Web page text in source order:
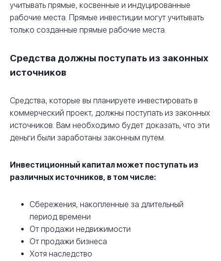
учитывать прямые, косвенные и индуцированные
рабочие места. Прямые инвестиции могут учитывать
только созданные прямые рабочие места.
Средства должны поступать из законных
источников
Средства, которые вы планируете инвестировать в
коммерческий проект, должны поступать из законных
источников. Вам необходимо будет доказать, что эти
деньги были заработаны законным путем.
Инвестиционный капитал может поступать из
различных источников, в том числе:
Сбережения, накопленные за длительный
период времени
От продажи недвижимости
От продажи бизнеса
Хотя наследство